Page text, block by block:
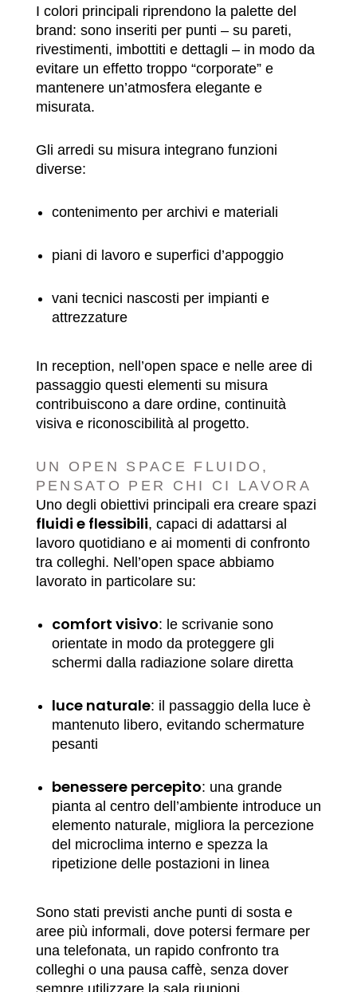
I colori principali riprendono la palette del
brand: sono inseriti per punti – su pareti,
rivestimenti, imbottiti e dettagli – in modo da
evitare un effetto troppo “corporate” e
mantenere un’atmosfera elegante e
misurata.
Gli arredi su misura integrano funzioni
diverse:
contenimento per archivi e materiali
piani di lavoro e superfici d’appoggio
vani tecnici nascosti per impianti e
attrezzature
In reception, nell’open space e nelle aree di
passaggio questi elementi su misura
contribuiscono a dare ordine, continuità
visiva e riconoscibilità al progetto.
UN OPEN SPACE FLUIDO,
PENSATO PER CHI CI LAVORA
Uno degli obiettivi principali era creare spazi
fluidi e flessibili, capaci di adattarsi al
lavoro quotidiano e ai momenti di confronto
tra colleghi. Nell’open space abbiamo
lavorato in particolare su:
comfort visivo: le scrivanie sono
orientate in modo da proteggere gli
schermi dalla radiazione solare diretta
luce naturale: il passaggio della luce è
mantenuto libero, evitando schermature
pesanti
benessere percepito: una grande
pianta al centro dell’ambiente introduce un
elemento naturale, migliora la percezione
del microclima interno e spezza la
ripetizione delle postazioni in linea
Sono stati previsti anche punti di sosta e
aree più informali, dove potersi fermare per
una telefonata, un rapido confronto tra
colleghi o una pausa caffè, senza dover
sempre utilizzare la sala riunioni.